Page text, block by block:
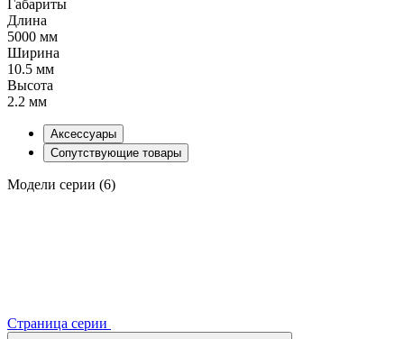
Габариты
Длина
5000 мм
Ширина
10.5 мм
Высота
2.2 мм
Аксессуары
Сопутствующие товары
Модели серии (6)
Страница серии